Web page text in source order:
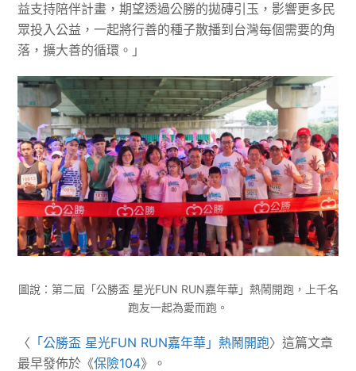
益支持陪伴計畫，期望透過公勝的拋磚引玉，影響更多民
眾投入公益，一起將行善的種子散播到台灣每個需要的角
落，擴大善的循環。」
圖說：第二屆「公勝盃 星光FUN RUN嘉年華」熱鬧開跑，上千名
跑友一起為愛而跑。
〈 「公勝盃 星光FUN RUN嘉年華」熱鬧開跑〉這篇文章
最早發佈於《保險104》。